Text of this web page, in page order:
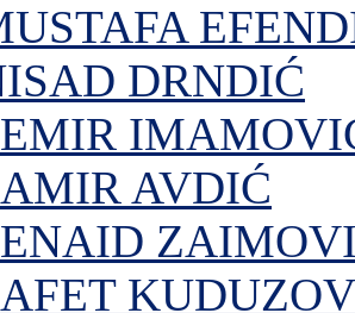
DRNDIĆ
AVDIĆ